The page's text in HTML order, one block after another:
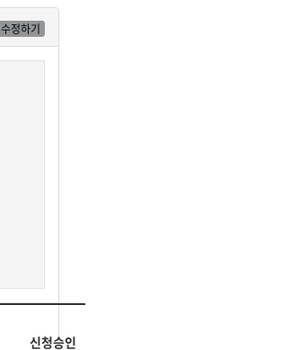
수정하기
신청승인